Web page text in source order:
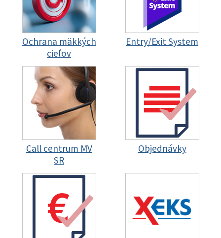
Ochrana mäkkých
cieľov
Entry/Exit System
Call centrum MV
SR
Objednávky